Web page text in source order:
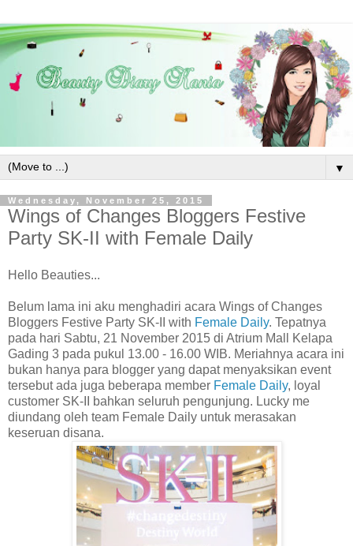
▼
Wednesday, November 25, 2015
Wings of Changes Bloggers Festive
Party SK-II with Female Daily
Hello Beauties...
Belum lama ini aku menghadiri acara Wings of Changes
Bloggers Festive Party SK-II with Female Daily. Tepatnya
pada hari Sabtu, 21 November 2015 di Atrium Mall Kelapa
Gading 3 pada pukul 13.00 - 16.00 WIB. Meriahnya acara ini
bukan hanya para blogger yang dapat menyaksikan event
tersebut ada juga beberapa member Female Daily, loyal
customer SK-II bahkan seluruh pengunjung. Lucky me
diundang oleh team Female Daily untuk merasakan
keseruan disana.